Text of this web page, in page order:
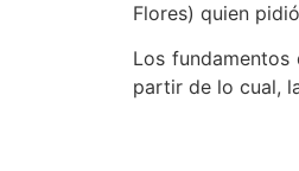
Flores) quien
Los
partir de lo cual,